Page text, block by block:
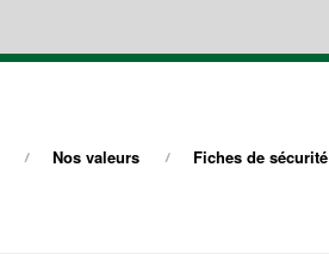
Nos valeurs Fiches de sécurité